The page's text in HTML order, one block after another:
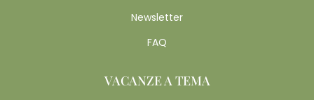
Newsletter
FAQ
VACANZE A TEMA